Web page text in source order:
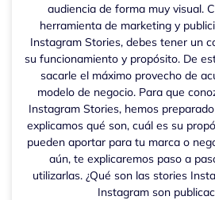
audiencia de forma muy visual.
herramienta de marketing y
Instagram Stories, debes tener un
su funcionamiento y propósito. De
sacarle el máximo provecho de
modelo de negocio. Para que
Instagram Stories, hemos
explicamos qué son, cuál es su
pueden aportar para tu marca o
aún, te explicaremos paso a
utilizarlas. ¿Qué son las stories
Instagram son